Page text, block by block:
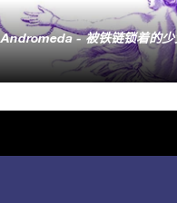
Andromeda - 被铁链锁着的少